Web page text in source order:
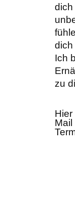
dich
dich
Ich
zu
Hier